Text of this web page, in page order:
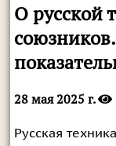
О русской
28 мая 2025 г.
Русская